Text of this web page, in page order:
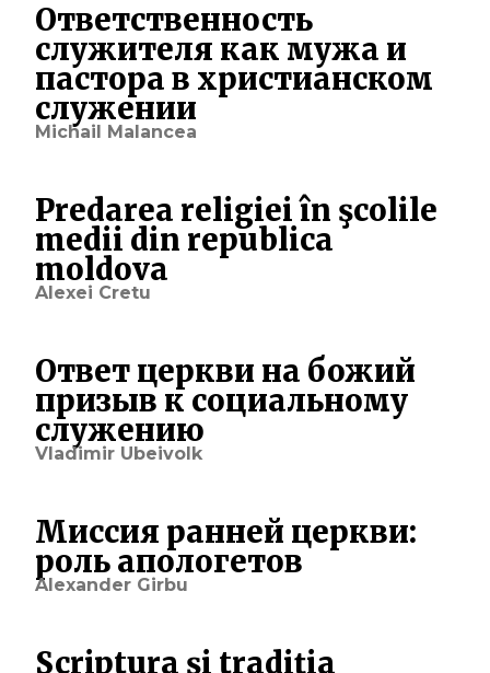
Ответственность
служителя как мужа и
пастора в христианском
служении
Michail Malancea
Predarea religiei în şcolile
medii din republica
moldova
Alexei Cretu
Ответ церкви на божий
призыв к социальному
служению
Vladimir Ubeivolk
Миссия ранней церкви:
роль апологетов
Alexander Girbu
Scriptura şi tradiţia